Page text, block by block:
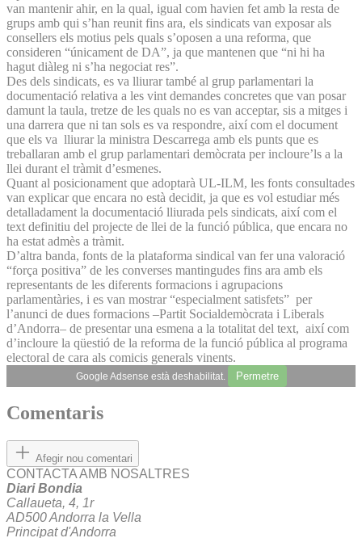
van mantenir ahir, en la qual, igual com havien fet amb la resta de
grups amb qui s’han reunit fins ara, els sindicats van exposar als
consellers els motius pels quals s’oposen a una reforma, que
consideren “únicament de DA”, ja que mantenen que “ni hi ha
hagut diàleg ni s’ha negociat res”.
Des dels sindicats, es va lliurar també al grup parlamentari la
documentació relativa a les vint demandes concretes que van posar
damunt la taula, tretze de les quals no es van acceptar, sis a mitges i
una darrera que ni tan sols es va respondre, així com el document
que els va lliurar la ministra Descarrega amb els punts que es
treballaran amb el grup parlamentari demòcrata per incloure’ls a la
llei durant el tràmit d’esmenes.
Quant al posicionament que adoptarà UL-ILM, les fonts consultades
van explicar que encara no està decidit, ja que es vol estudiar més
detalladament la documentació lliurada pels sindicats, així com el
text definitiu del projecte de llei de la funció pública, que encara no
ha estat admès a tràmit.
D’altra banda, fonts de la plataforma sindical van fer una valoració
“força positiva” de les converses mantingudes fins ara amb els
representants de les diferents formacions i agrupacions
parlamentàries, i es van mostrar “especialment satisfets” per
l’anunci de dues formacions –Partit Socialdemòcrata i Liberals
d’Andorra– de presentar una esmena a la totalitat del text, així com
d’incloure la qüestió de la reforma de la funció pública al programa
electoral de cara als comicis generals vinents.
Google Adsense està deshabilitat. Permetre
Comentaris
Afegir nou comentari
CONTACTA AMB NOSALTRES
Diari Bondia
Callaueta, 4, 1r
AD500 Andorra la Vella
Principat d'Andorra